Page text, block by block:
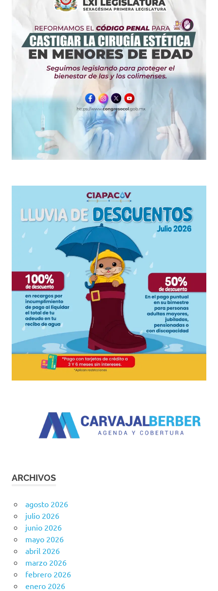
ARCHIVOS
agosto 2026
julio 2026
junio 2026
mayo 2026
abril 2026
marzo 2026
febrero 2026
enero 2026